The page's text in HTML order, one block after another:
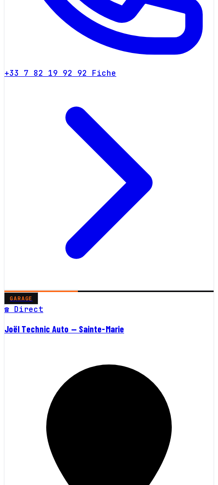
+33 7 82 19 92 92 Fiche
GARAGE
☎ Direct
Joël Technic Auto — Sainte-Marie